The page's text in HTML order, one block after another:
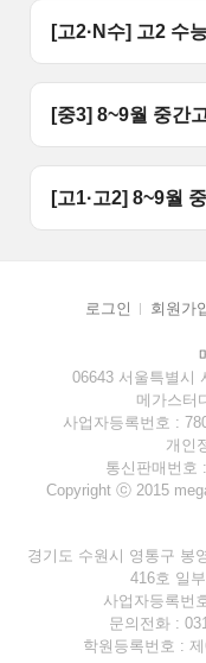
[고2·N수] 고2 수
[중3] 8~9월 중간
[고1·고2] 8~9월
로그인 회원가
06643 서울특별시
메가스터
사업자등록번호 :
개인
통신판매번호
Copyright ⓒ 2015
경기도 수원시 영통구 봉
416호 일
사업자등록번
문의전화 :
학원등록번호 :